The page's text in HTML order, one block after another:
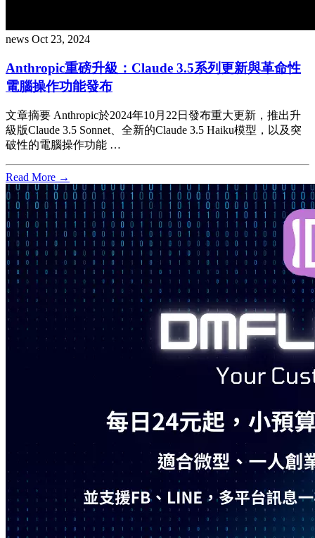
news Oct 23, 2024
Anthropic重磅升級：Claude 3.5系列更新與革命性
電腦操作功能發布
文章摘要 Anthropic於2024年10月22日發布重大更新，推出升
級版Claude 3.5 Sonnet、全新的Claude 3.5 Haiku模型，以及突
破性的電腦操作功能 …
Read More →